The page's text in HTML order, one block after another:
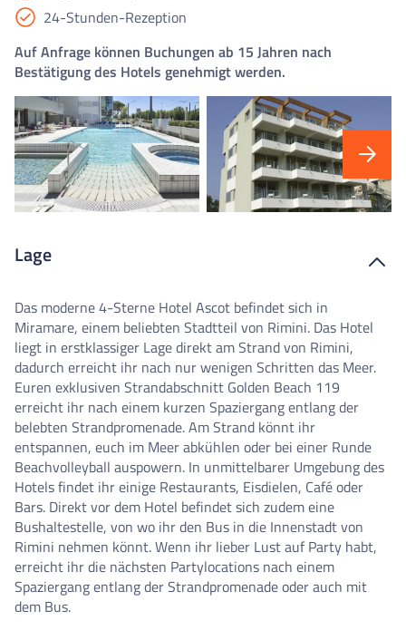
24-Stunden-Rezeption
Auf Anfrage können Buchungen ab 15 Jahren nach
Bestätigung des Hotels genehmigt werden.
Lage
Das moderne 4-Sterne Hotel Ascot befindet sich in
Miramare, einem beliebten Stadtteil von Rimini. Das Hotel
liegt in erstklassiger Lage direkt am Strand von Rimini,
dadurch erreicht ihr nach nur wenigen Schritten das Meer.
Euren exklusiven Strandabschnitt Golden Beach 119
erreicht ihr nach einem kurzen Spaziergang entlang der
belebten Strandpromenade. Am Strand könnt ihr
entspannen, euch im Meer abkühlen oder bei einer Runde
Beachvolleyball auspowern. In unmittelbarer Umgebung des
Hotels findet ihr einige Restaurants, Eisdielen, Café oder
Bars. Direkt vor dem Hotel befindet sich zudem eine
Bushaltestelle, von wo ihr den Bus in die Innenstadt von
Rimini nehmen könnt. Wenn ihr lieber Lust auf Party habt,
erreicht ihr die nächsten Partylocations nach einem
Spaziergang entlang der Strandpromenade oder auch mit
dem Bus.